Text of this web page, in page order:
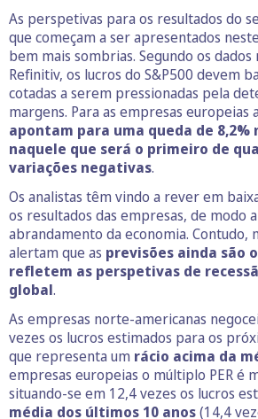
As perspetivas para os resultados do
que começam a ser apresentados
bem mais sombrias. Segundo os
Refinitiv, os lucros do S&P500 devem
cotadas a serem pressionadas pela
margens. Para as empresas europeias
apontam para uma queda de 8,2%
naquele que será o primeiro de
variações negativas.
Os analistas têm vindo a rever em
os resultados das empresas, de modo
abrandamento da economia. Contudo,
alertam que as previsões ainda são
refletem as perspetivas de
global.
As empresas norte-americanas
vezes os lucros estimados para os
que representa um rácio acima da
empresas europeias o múltiplo PER é
situando-se em 12,4 vezes os lucros
média dos últimos 10 anos(14,4